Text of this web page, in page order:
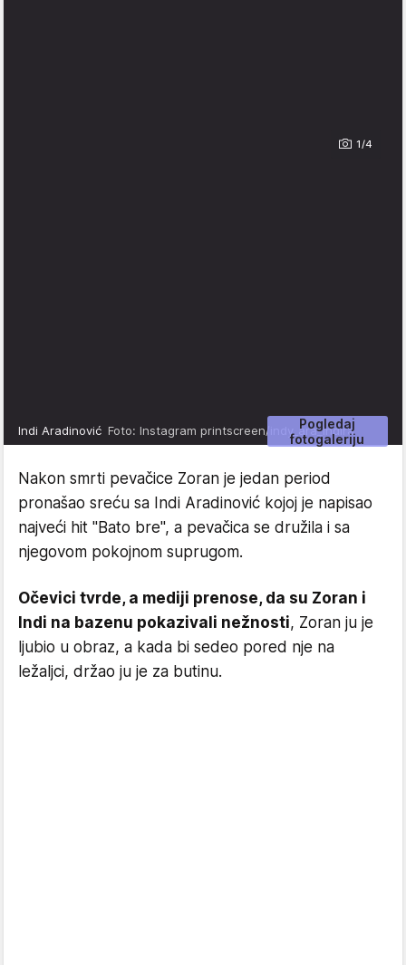
1/4
Pogledaj
fotogaleriju
Indi Aradinović Foto: Instagram printscreen/indy_ara_indira
Nakon smrti pevačice Zoran je jedan period
pronašao sreću sa Indi Aradinović kojoj je napisao
najveći hit "Bato bre", a pevačica se družila i sa
njegovom pokojnom suprugom.
Očevici tvrde, a mediji prenose, da su Zoran i
Indi na bazenu pokazivali nežnosti, Zoran ju je
ljubio u obraz, a kada bi sedeo pored nje na
ležaljci, držao ju je za butinu.